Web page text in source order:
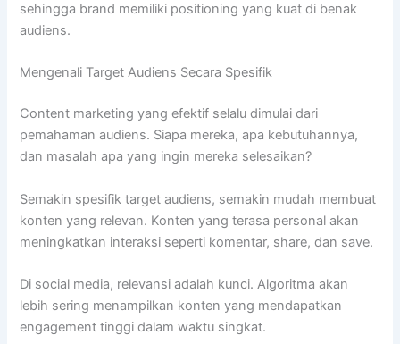
sehingga brand memiliki positioning yang kuat di benak
audiens.
Mengenali Target Audiens Secara Spesifik
Content marketing yang efektif selalu dimulai dari
pemahaman audiens. Siapa mereka, apa kebutuhannya,
dan masalah apa yang ingin mereka selesaikan?
Semakin spesifik target audiens, semakin mudah membuat
konten yang relevan. Konten yang terasa personal akan
meningkatkan interaksi seperti komentar, share, dan save.
Di social media, relevansi adalah kunci. Algoritma akan
lebih sering menampilkan konten yang mendapatkan
engagement tinggi dalam waktu singkat.